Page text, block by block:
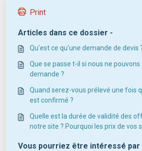
Print
Articles dans ce dossier -
Qu'est ce qu'une demande de devis
Que se passe t-il si nous ne
demande ?
Quand serez-vous prélevé une fois
est confirmé ?
Quelle est la durée de validité des
notre site ? Pourquoi les prix de vos
Vous pourriez être intéressé par